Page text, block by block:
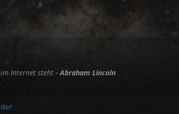
Internet steht - Abraham Lincoln